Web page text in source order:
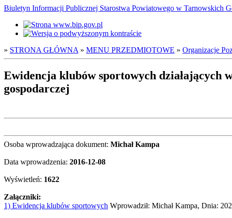
Biuletyn Informacji Publicznej Starostwa Powiatowego w Tarnowskich
» STRONA GŁÓWNA » MENU PRZEDMIOTOWE » Organizacje
Ewidencja klubów sportowych działających
gospodarczej
Osoba wprowadzająca dokument: Michał Kampa
Data wprowadzenia: 2016-12-08
Wyświetleń: 1622
Załączniki:
1) Ewidencja klubów sportowych Wprowadził: Michał Kampa, Dnia: